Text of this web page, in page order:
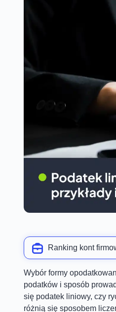
Ranking kont
Wybór formy
podatków i sposób
się podatek liniowy, czy
różnią się sposobem